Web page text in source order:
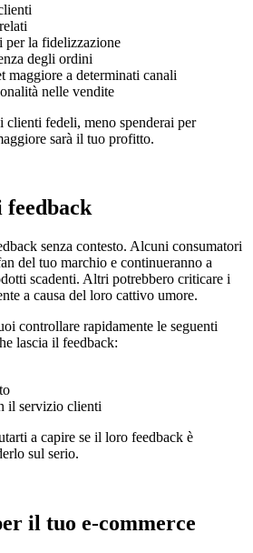
per la fidelizzazione
degli ordini
maggiore a determinati canali
nelle vendite
fedeli, meno spenderai per
sarà il tuo profitto.
feedback
senza contesto. Alcuni consumatori
del tuo marchio e continueranno a
scadenti. Altri potrebbero criticare i
a causa del loro cattivo umore.
controllare rapidamente le seguenti
lascia il feedback:
il servizio clienti
a capire se il loro feedback è
sul serio.
il tuo e-commerce